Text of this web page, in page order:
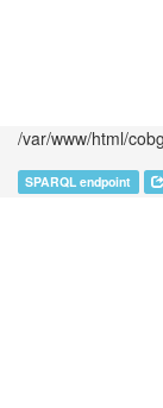
/var/www/html/
SPARQL endpoint